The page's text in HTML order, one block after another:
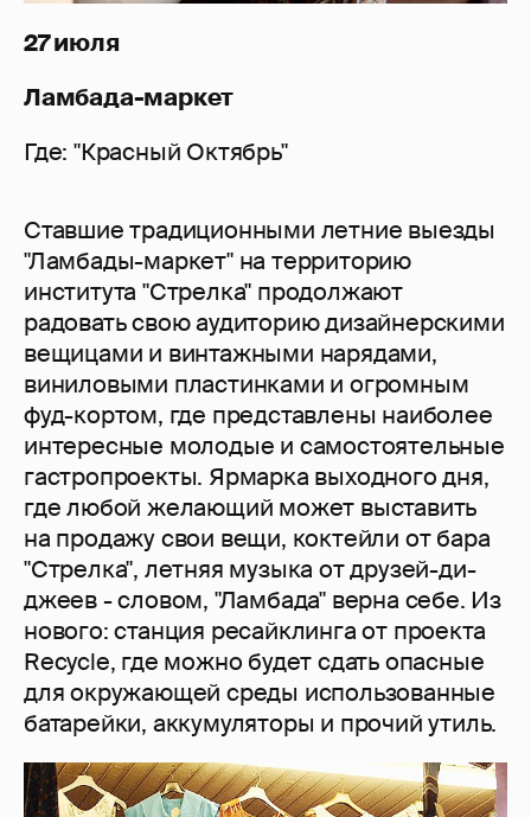
27 июля
Ламбада-маркет
Где: "Красный Октябрь"
Ставшие традиционными летние выезды
"Ламбады-маркет" на территорию
института "Стрелка" продолжают
радовать свою аудиторию дизайнерскими
вещицами и винтажными нарядами,
виниловыми пластинками и огромным
фуд-кортом, где представлены наиболее
интересные молодые и самостоятельные
гастропроекты. Ярмарка выходного дня,
где любой желающий может выставить
на продажу свои вещи, коктейли от бара
"Стрелка", летняя музыка от друзей-ди-
джеев - словом, "Ламбада" верна себе. Из
нового: станция ресайклинга от проекта
Recycle, где можно будет сдать опасные
для окружающей среды использованные
батарейки, аккумуляторы и прочий утиль.